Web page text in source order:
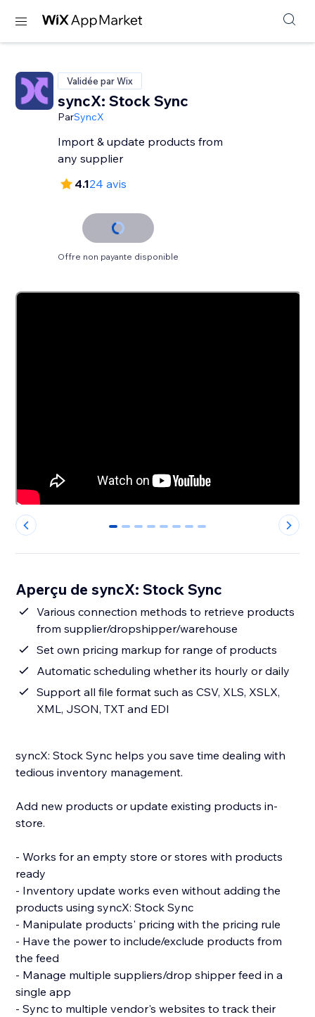
Validée par Wix
syncX: Stock Sync
ParSyncX
Import & update products from
any supplier
4.124 avis
Offre non payante disponible
0 1 2 3 4 5 6 7
Aperçu de syncX: Stock Sync
Various connection methods to retrieve products
from supplier/dropshipper/warehouse
Set own pricing markup for range of products
Automatic scheduling whether its hourly or daily
Support all file format such as CSV, XLS, XSLX,
XML, JSON, TXT and EDI
syncX: Stock Sync helps you save time dealing with
tedious inventory management.
Add new products or update existing products in-
store.
- Works for an empty store or stores with products
ready
- Inventory update works even without adding the
products using syncX: Stock Sync
- Manipulate products' pricing with the pricing rule
- Have the power to include/exclude products from
the feed
- Manage multiple suppliers/drop shipper feed in a
single app
- Sync to multiple vendor's websites to track their